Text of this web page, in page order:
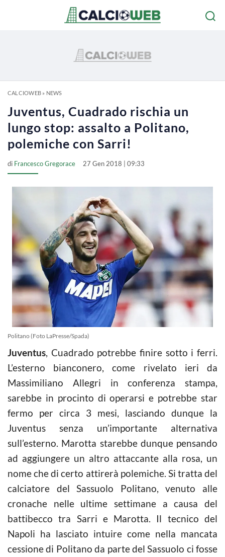
CALCIOWEB» NEWS
Juventus, Cuadrado rischia un
lungo stop: assalto a Politano,
polemiche con Sarri!
di Francesco Gregorace 27 Gen 2018 | 09:33
Politano (Foto LaPresse/Spada)
Juventus, Cuadrado potrebbe finire sotto i ferri.
L’esterno bianconero, come rivelato ieri da
Massimiliano Allegri in conferenza stampa,
sarebbe in procinto di operarsi e potrebbe star
fermo per circa 3 mesi, lasciando dunque la
Juventus senza un’importante alternativa
sull’esterno. Marotta starebbe dunque pensando
ad aggiungere un altro attaccante alla rosa, un
nome che di certo attirerà polemiche. Si tratta del
calciatore del Sassuolo Politano, venuto alle
cronache nelle ultime settimane a causa del
battibecco tra Sarri e Marotta. Il tecnico del
Napoli ha lasciato intuire come nella mancata
cessione di Politano da parte del Sassuolo ci fosse